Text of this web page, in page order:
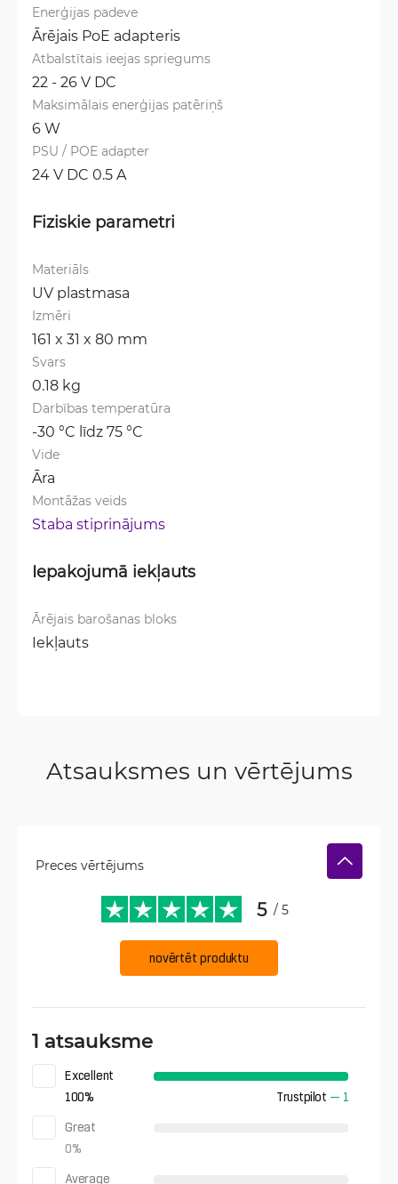
Enerģijas padeve
Ārējais PoE adapteris
Atbalstītais ieejas spriegums
22 - 26 V DC
Maksimālais enerģijas patēriņš
6 W
PSU / POE adapter
24 V DC 0.5 A
Fiziskie parametri
Materiāls
UV plastmasa
Izmēri
161 x 31 x 80 mm
Svars
0.18 kg
Darbības temperatūra
-30 °C līdz 75 °C
Vide
Āra
Montāžas veids
Staba stiprinājums
Iepakojumā iekļauts
Ārējais barošanas bloks
Iekļauts
Atsauksmes un vērtējums
Preces vērtējums
5 / 5
novērtēt produktu
1 atsauksme
Excellent
100% Trustpilot — 1
Great
0%
Average